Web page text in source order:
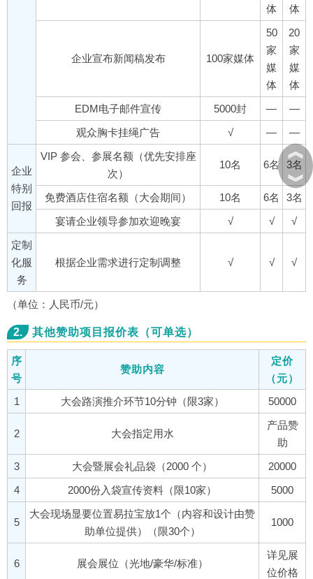
体 体
企业宣布新闻稿发布 100家媒体
50
家
媒
体
20
家
媒
体
EDM电子邮件宣传
5000封 —
—
观众胸卡挂绳广告
√ — —
企业
特别
回报
VIP 参会、参展名额（优先安排座
次）
10名 6名 3名
免费酒店住宿名额（大会期间） 10名 6名
3名
宴请企业领导参加欢迎晚宴
√ √
√
定制
化服
务
根据企业需求进行定制调整 √ √ √
（单位：人民币/元）
2. 其他赞助项目报价表（可单选）
序
号
赞助内容
定价
（元）
1
大会路演推介环节10分钟（限3家） 50000
2 大会指定用水
产品赞
助
3
大会暨展会礼品袋（2000 个）
20000
4
2000份入袋宣传资料（限10家） 5000
5
大会现场显要位置易拉宝放1个（内容和设计由赞
助单位提供）（限30个）
1000
6 展会展位（光地/豪华/标准）
详见展
位价格
︽
︾